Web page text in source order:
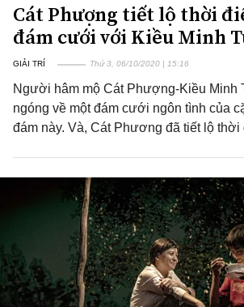
Cát Phượng tiết lộ thời
đám cưới với Kiều Minh
GIẢI TRÍ Thứ 3, 06/10/2020 | 15:16
Người hâm mộ Cát Phượng-Kiều Minh
ngóng về một đám cưới ngôn tình của
đám này. Và, Cát Phương đã tiết lộ thời